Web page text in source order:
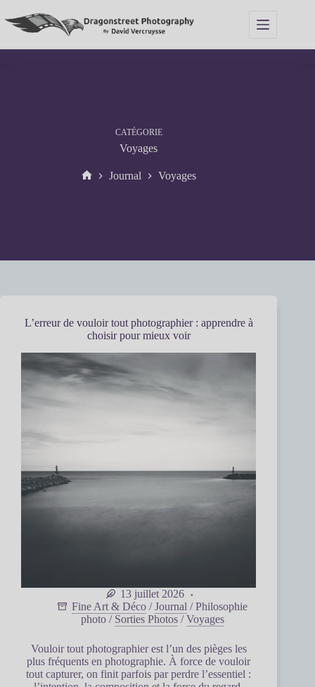
au
contenu
CATÉGORIE
Voyages
Journal Voyages
L’erreur de vouloir tout photographier : apprendre à
choisir pour mieux voir
13 juillet 2026
Fine Art & Déco /Journal /Philosophie
photo / Sorties Photos /Voyages
Vouloir tout photographier est l’un des pièges les
plus fréquents en photographie. À force de vouloir
tout capturer, on finit parfois par perdre l’essentiel :